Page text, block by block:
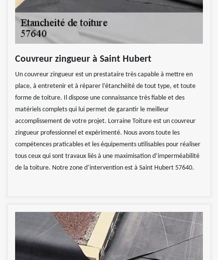
Couvreur zingueur à Saint Hubert
Un couvreur zingueur est un prestataire très capable à mettre en
place, à entretenir et à réparer l’étanchéité de tout type, et toute
forme de toiture. Il dispose une connaissance très fiable et des
matériels complets qui lui permet de garantir le meilleur
accomplissement de votre projet. Lorraine Toiture est un couvreur
zingueur professionnel et expérimenté. Nous avons toute les
compétences praticables et les équipements utilisables pour réaliser
tous ceux qui sont travaux liés à une maximisation d’imperméabilité
de la toiture. Notre zone d’intervention est à Saint Hubert 57640.